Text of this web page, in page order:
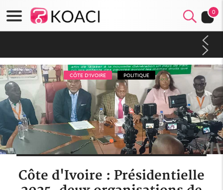
0
CÔTE D'IVOIRE POLITIQUE
Côte d'Ivoire : Présidentielle